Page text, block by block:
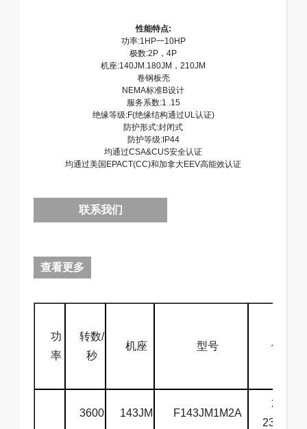
性能特点:
功率:1HP一10HP
极数:2P，4P
机座:140JM.180JM，210JM
卷钢板壳
NEMA标准B设计
服务系数:1 .15
绝缘等级:F(绝缘结构通过UL认证)
防护形式:封闭式
防护等级:IP44
均通过CSA&CUS安全认证
均通过美国EPACT(CC)和加拿大EEV高能效认证
联系我们
查看更多
功
率
转数/
秒
机座 型号 伏特
3600 143JM F143JM1M2A
208-
230/460